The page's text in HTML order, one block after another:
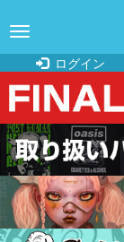
navigation
ログイン